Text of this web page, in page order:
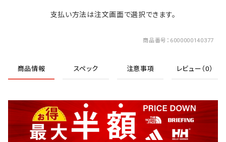
支払い方法は注文画面で選択できます。
商品番号 6000000140377
商品情報 スペック 注意事項 レビュー（0）